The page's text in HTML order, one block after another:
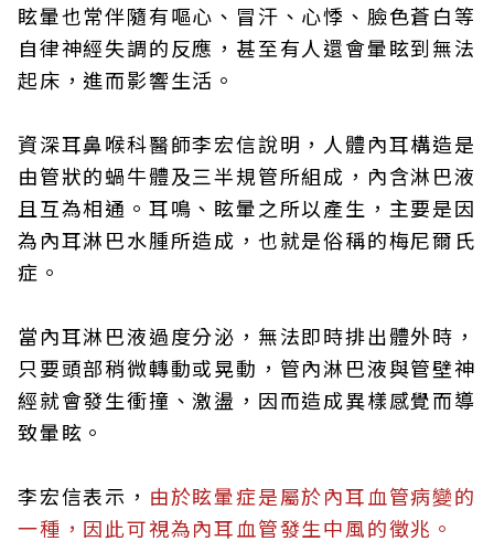
眩暈也常伴隨有嘔心、冒汗、心悸、臉色蒼白等
自律神經失調的反應，甚至有人還會暈眩到無法
起床，進而影響生活。
資深耳鼻喉科醫師李宏信說明，人體內耳構造是
由管狀的蝸牛體及三半規管所組成，內含淋巴液
且互為相通。耳鳴、眩暈之所以產生，主要是因
為內耳淋巴水腫所造成，也就是俗稱的梅尼爾氏
症。
當內耳淋巴液過度分泌，無法即時排出體外時，
只要頭部稍微轉動或晃動，管內淋巴液與管壁神
經就會發生衝撞、激盪，因而造成異樣感覺而導
致暈眩。
李宏信表示， 由於眩暈症是屬於內耳血管病變的
一種，因此可視為內耳血管發生中風的徵兆。